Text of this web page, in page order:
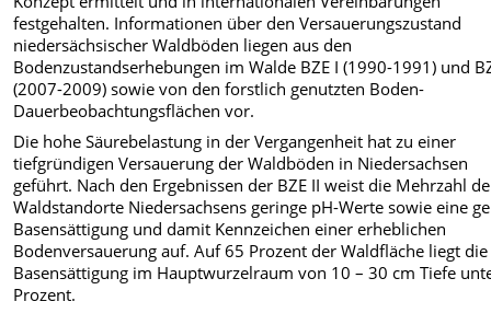
festgehalten. Informationen über den Versauerungszustand
niedersächsischer Waldböden liegen aus den
Bodenzustandserhebungen im Walde BZE I (1990-1991) und
(2007-2009) sowie von den forstlich genutzten Boden-
Dauerbeobachtungsflächen vor.
Die hohe Säurebelastung in der Vergangenheit hat zu einer
tiefgründigen Versauerung der Waldböden in Niedersachsen
geführt. Nach den Ergebnissen der BZE II weist die Mehrzahl
Waldstandorte Niedersachsens geringe pH-Werte sowie eine
Basensättigung und damit Kennzeichen einer erheblichen
Bodenversauerung auf. Auf 65 Prozent der Waldfläche liegt die
Basensättigung im Hauptwurzelraum von 10 – 30 cm Tiefe
Prozent.